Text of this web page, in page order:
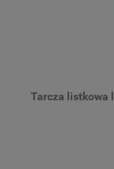
Tarcza listkowa